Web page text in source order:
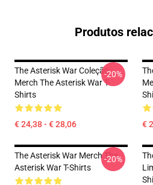
Produtos
The Asterisk War Coleção
Merch The Asterisk War T-
Shirts
€ 24,38 - € 28,06
-20%
€
The Asterisk War Merch The
Asterisk War T-Shirts
-20%